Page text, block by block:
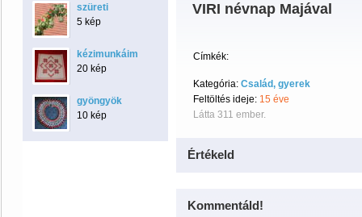
szüreti
5 kép
kézimunkáim
20 kép
gyöngyök
10 kép
VIRI névnap Majával
Címkék:
Kategória: Család, gyerek
Feltöltés ideje: 15 éve
Látta 311 ember.
Értékeld
Kommentáld!